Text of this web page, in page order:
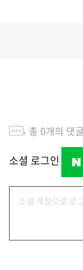
총 0개의 댓
소셜 로그인